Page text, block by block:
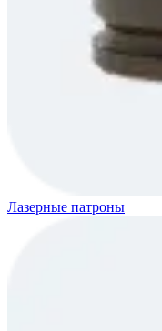
Лазерные патроны